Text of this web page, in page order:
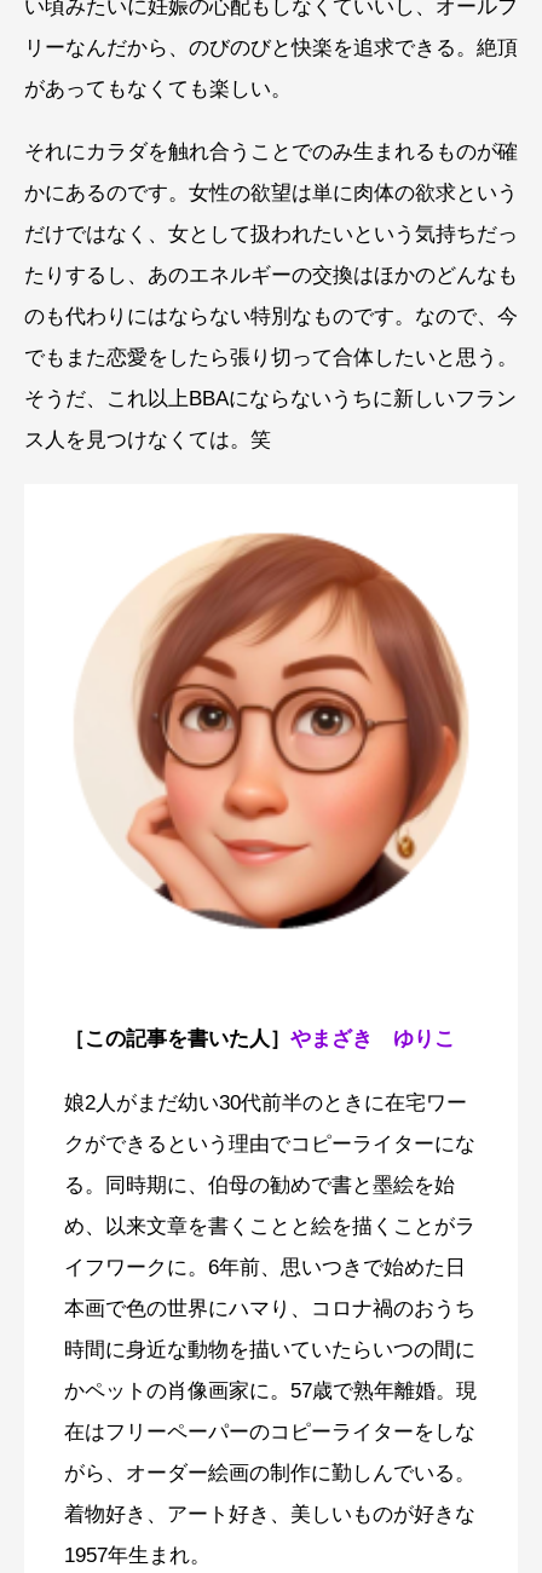
い頃みたいに妊娠の心配もしなくていいし、オールフ
リーなんだから、のびのびと快楽を追求できる。絶頂
があってもなくても楽しい。
それにカラダを触れ合うことでのみ生まれるものが確
かにあるのです。女性の欲望は単に肉体の欲求という
だけではなく、女として扱われたいという気持ちだっ
たりするし、あのエネルギーの交換はほかのどんなも
のも代わりにはならない特別なものです。なので、今
でもまた恋愛をしたら張り切って合体したいと思う。
そうだ、これ以上BBAにならないうちに新しいフラン
ス人を見つけなくては。笑
［この記事を書いた人］ やまざき ゆりこ
娘2人がまだ幼い30代前半のときに在宅ワー
クができるという理由でコピーライターにな
る。同時期に、伯母の勧めで書と墨絵を始
め、以来文章を書くことと絵を描くことがラ
イフワークに。6年前、思いつきで始めた日
本画で色の世界にハマり、コロナ禍のおうち
時間に身近な動物を描いていたらいつの間に
かペットの肖像画家に。57歳で熟年離婚。現
在はフリーペーパーのコピーライターをしな
がら、オーダー絵画の制作に勤しんでいる。
着物好き、アート好き、美しいものが好きな
1957年生まれ。